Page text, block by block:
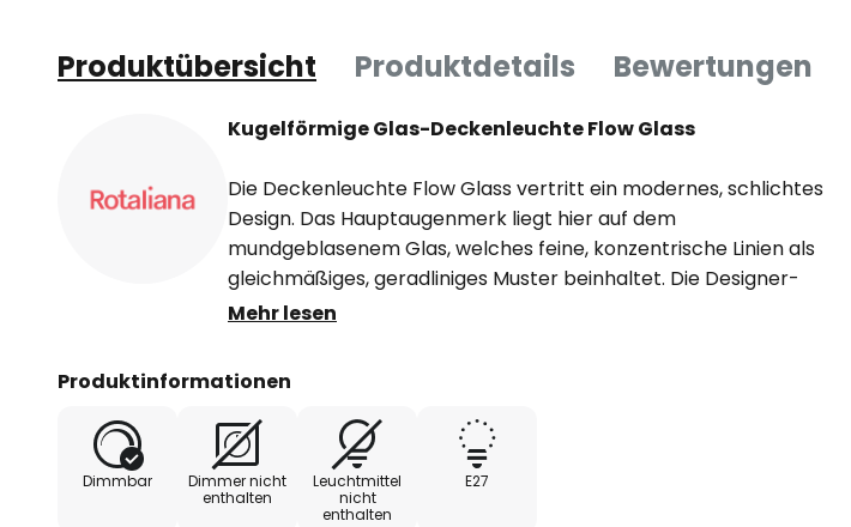
Produktübersicht Produktdetails Bewertungen
Kugelförmige Glas-Deckenleuchte Flow Glass
Die Deckenleuchte Flow Glass vertritt ein modernes, schlichtes
Design. Das Hauptaugenmerk liegt hier auf dem
mundgeblasenem Glas, welches feine, konzentrische Linien als
gleichmäßiges, geradliniges Muster beinhaltet. Die Designer-
Deckenlampe sorgt für eine blendfreie, gleichmäßige
Leuchtmittel kann mittels warmweißer Lichtfarbe die
Rotaliana stellt seit 1989 als italienischer Hersteller
Designerleuchten her und begeistert durch modere
Innovationen, legt gleichzeitig aber auch viel Wert auf
Mehr lesen
Produktinformationen
Dimmbar
Dimmer nicht
enthalten
Leuchtmittel
nicht
enthalten
E27